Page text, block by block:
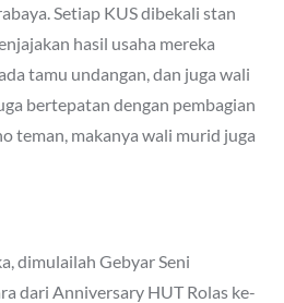
Setiap KUS dibekali stan
hasil usaha mereka
tamu undangan, dan juga wali
bertepatan dengan pembagian
teman, makanya wali murid juga
dimulailah Gebyar Seni
dari Anniversary HUT Rolas ke-